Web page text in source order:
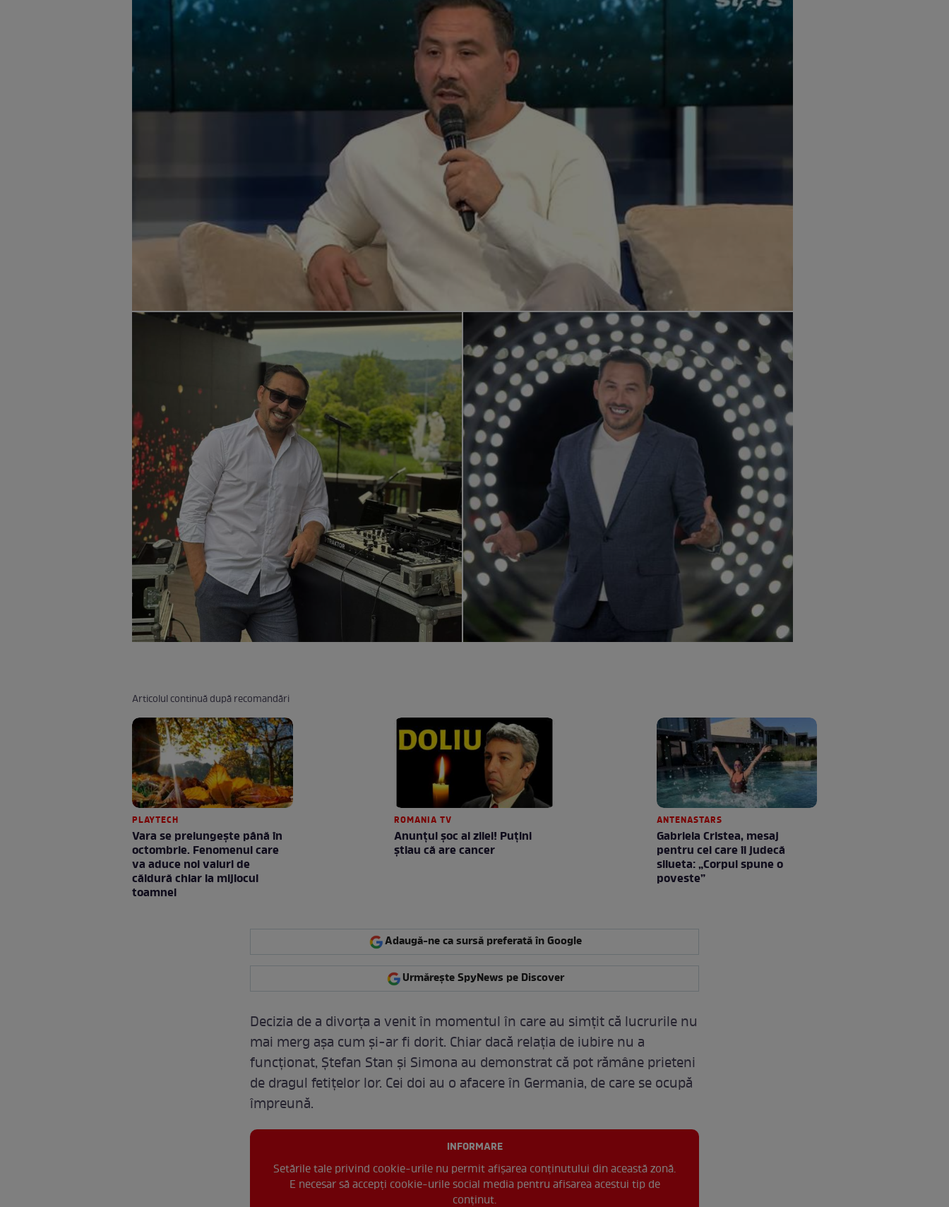
Articolul continuă după recomandări
PLAYTECH
Vara se prelungeşte până în
octombrie. Fenomenul care
va aduce noi valuri de
căldură chiar la mijlocul
toamnei
ROMANIA TV
Anunţul şoc al zilei! Puţini
ştiau că are cancer
ANTENASTARS
Gabriela Cristea, mesaj
pentru cei care îi judecă
silueta: „Corpul spune o
poveste”
Adaugă-ne ca sursă preferată în Google
Urmărește SpyNews pe Discover
Decizia de a divorța a venit în momentul în care au simțit că lucrurile nu
mai merg așa cum și-ar fi dorit. Chiar dacă relația de iubire nu a
funcționat, Ștefan Stan și Simona au demonstrat că pot rămâne prieteni
de dragul fetițelor lor. Cei doi au o afacere în Germania, de care se ocupă
împreună.
INFORMARE
Setările tale privind cookie-urile nu permit afișarea conținutului din această zonă.
E necesar să accepți cookie-urile social media pentru afisarea acestui tip de
conținut.